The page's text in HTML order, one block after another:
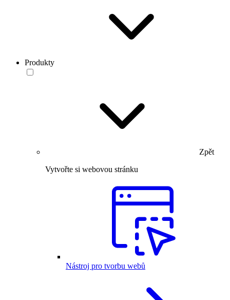
Produkty
Zpět
Vytvořte si webovou stránku
Nástroj pro tvorbu webů